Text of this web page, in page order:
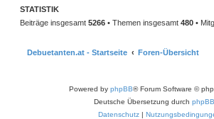
STATISTIK
Beiträge insgesamt 5266 • Themen insgesamt 480 •
Debuetanten.at - Startseite Foren-Übersicht
Powered by phpBB® Forum Software ©
Deutsche Übersetzung durch
Datenschutz|